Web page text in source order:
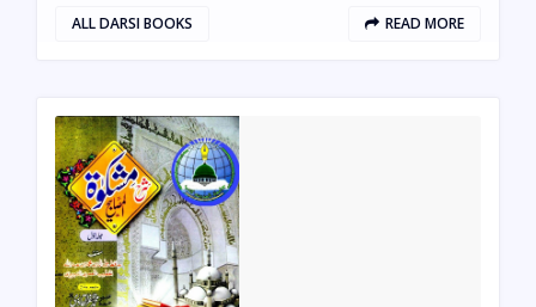
ALL DARSI BOOKS READ MORE